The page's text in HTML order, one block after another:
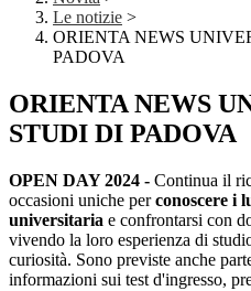
Le notizie >
ORIENTA NEWS
PADOVA
ORIENTA NEWS
STUDI DI PADOVA
OPEN DAY 2024 - Continua il
occasioni uniche perconoscere i
universitaria e confrontarsi con
vivendo la loro esperienza di
curiosità. Sono previste anche
informazioni sui test d'ingresso,